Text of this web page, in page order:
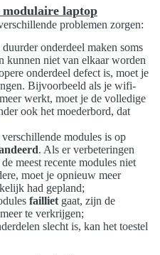
modulaire laptop
problemen zorgen:
onderdeel maken soms
kunnen niet van elkaar worden
onderdeel defect is, moet je
Bijvoorbeeld als je wifi-
werkt, moet je de volledige
ook het moederbord, dat
modules is op
. Als er verbeteringen
meest recente modules niet
moet je opnieuw meer
had gepland;
failliet gaat, zijn de
te verkrijgen;
slecht is, kan het toestel